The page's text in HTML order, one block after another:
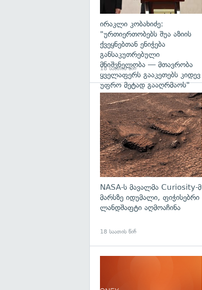
ირაკლი კობახიძე:
"ურთიერთობებს შუა აზიის
ქვეყნებთან ენიჭება
განსაკუთრებული
მნიშვნელობა — მთავრობა
ყველაფერს გააკეთებს კიდევ
უფრო მეტად გააღრმაოს"
18 საათის წინ
NASA-ს მავალმა Curiosity-მ
მარსზე იდუმალი, ფიჭისებრი
ლანდშაფტი აღმოაჩინა
18 საათის წინ